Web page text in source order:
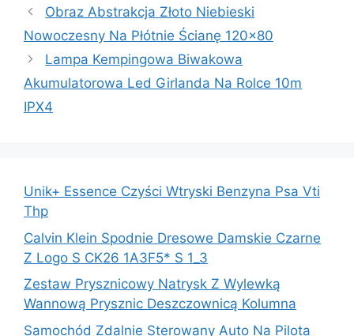
Obraz Abstrakcja Złoto Niebieski
Nowoczesny Na Płótnie Ścianę 120×80
Lampa Kempingowa Biwakowa
Akumulatorowa Led Girlanda Na Rolce 10m
IPX4
Unik+ Essence Czyści Wtryski Benzyna Psa Vti
Thp
Calvin Klein Spodnie Dresowe Damskie Czarne
Z Logo S CK26 1A3F5* S 1_3
Zestaw Prysznicowy Natrysk Z Wylewką
Wannową Prysznic Deszczownicą Kolumna
Samochód Zdalnie Sterowany Auto Na Pilota